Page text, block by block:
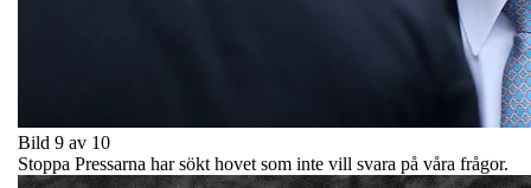
Bild 9 av 10
Stoppa Pressarna har sökt hovet som inte vill svara på våra frågor.